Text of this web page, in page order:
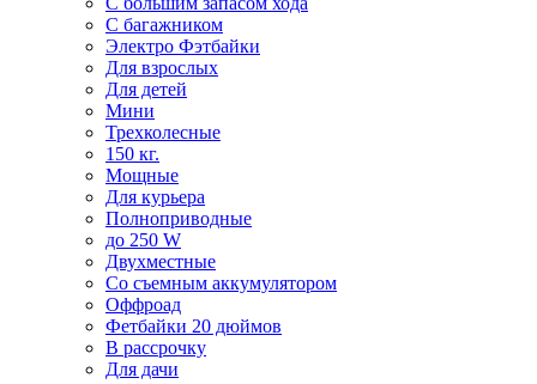
С багажником
Электро Фэтбайки
Для взрослых
Для детей
Мини
Трехколесные
150 кг.
Мощные
Для курьера
Полноприводные
до 250 W
Двухместные
Со съемным аккумулятором
Оффроад
Фетбайки 20 дюймов
В рассрочку
Для дачи